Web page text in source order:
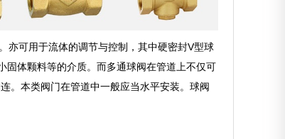
亦可用于流体的调节与控制，其中硬密封V型球
固体颗料等的介质。而多通球阀在管道上不仅可
。本类阀门在管道中一般应当水平安装。球阀